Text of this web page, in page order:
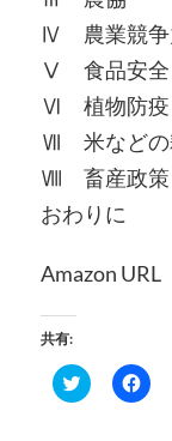
Ⅳ 農業競争
Ⅴ 食品安全
Ⅵ 植物防疫
Ⅶ 米などの
Ⅷ 畜産政策
おわりに
Amazon
共有:
ク
リ で